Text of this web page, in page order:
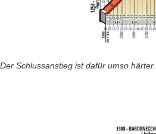
Der Schlussanstieg ist dafür umso härter.